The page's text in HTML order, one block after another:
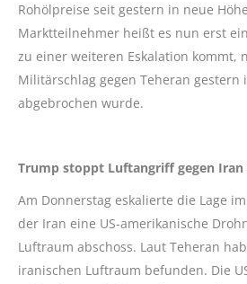
Rohölpreise seit gestern in neue
Marktteilnehmer heißt es nun erst
zu einer weiteren Eskalation kommt,
Militärschlag gegen Teheran gestern
abgebrochen wurde.
Trump stoppt Luftangriff gegen
Am Donnerstag eskalierte die Lage
der Iran eine US-amerikanische
Luftraum abschoss. Laut Teheran
iranischen Luftraum befunden. Die